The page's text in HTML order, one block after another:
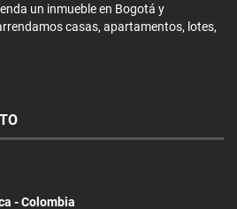
un inmueble en Bogotá y
casas, apartamentos, lotes,
- Colombia